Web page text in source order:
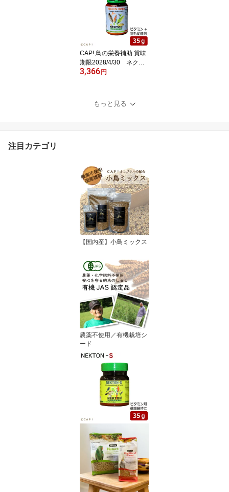
CAP! 鳥の栄養補助 賞味
期限2028/4/30 ネクト
ンBio (Biotin) 35g★
3,366円
もっと見る
注目カテゴリ
【国内産】小鳥ミックス
農薬不使用／有機栽培シ
ード